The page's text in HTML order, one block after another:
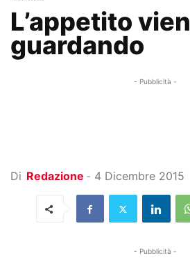
L’appetito vien
guardando
- Pubblicità -
Di Redazione - 4 Dicembre 2015
- Pubblicità -